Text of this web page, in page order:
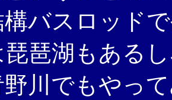
構バスロッド
琶湖もある
川でもやっ